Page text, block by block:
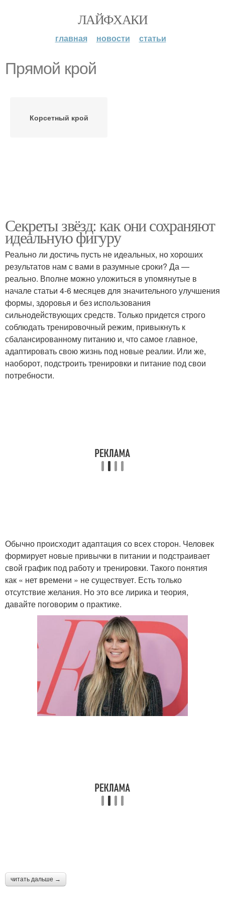
ЛАЙФХАКИ
главная новости статьи
Прямой крой
Корсетный крой
Секреты звёзд: как они сохраняют
идеальную фигуру
Реально ли достичь пусть не идеальных, но хороших
результатов нам с вами в разумные сроки? Да —
реально. Вполне можно уложиться в упомянутые в
начале статьи 4-6 месяцев для значительного улучшения
формы, здоровья и без использования
сильнодействующих средств. Только придется строго
соблюдать тренировочный режим, привыкнуть к
сбалансированному питанию и, что самое главное,
адаптировать свою жизнь под новые реалии. Или же,
наоборот, подстроить тренировки и питание под свои
потребности.
Обычно происходит адаптация со всех сторон. Человек
формирует новые привычки в питании и подстраивает
свой график под работу и тренировки. Такого понятия
как « нет времени » не существует. Есть только
отсутствие желания. Но это все лирика и теория,
давайте поговорим о практике.
читать дальше →